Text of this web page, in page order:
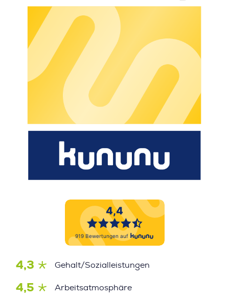
4,3 Gehalt/Sozialleistungen
4,5 Arbeitsatmosphäre